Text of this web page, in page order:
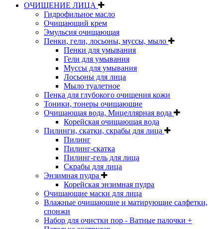
ОЧИЩЕНИЕ ЛИЦА
Гидрофильное масло
Очищающий крем
Эмульсия очищающая
Пенки, гели, лосьоны, муссы, мыло
Пенки для умывания
Гели для умывания
Муссы для умывания
Лосьоны для лица
Мыло туалетное
Пенка для глубокого очищения кожи
Тоники, тонеры очищающие
Очищающая вода, Мицеллярная вода
Корейская очищающая вода
Пилинги, скатки, скрабы для лица
Пилинг
Пилинг-скатка
Пилинг-гель для лица
Скрабы для лица
Энзимная пудра
Корейская энзимная пудра
Очищающие маски для лица
Влажные очищающие и матирующие салфетки,
спонжи
Набор для очистки пор - Ватные палочки +